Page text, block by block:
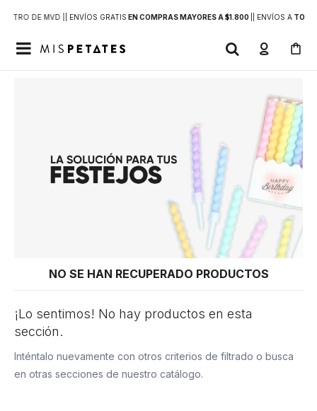
DE MVD | | ENVÍOS GRATIS EN COMPRAS MAYORES A $1.800 | ENVÍOS ATODO

NO SE HAN RECUPERADO PRODUCTOS
¡Lo sentimos! No hay productos en esta
sección.
Inténtalo nuevamente con otros criterios de filtrado o busca
en otras secciones de nuestro catálogo.